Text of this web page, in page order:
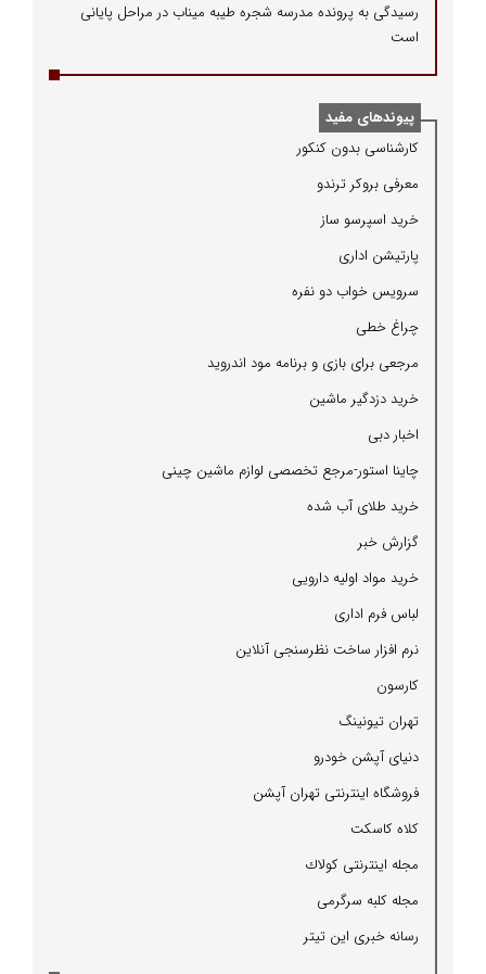
رسیدگی به پرونده مدرسه شجره طیبه میناب در مراحل پایانی
است
پیوندهای مفید
كارشناسی بدون كنكور
معرفی بروكر ترندو
خرید اسپرسو ساز
پارتیشن اداری
سرویس خواب دو نفره
چراغ خطی
مرجعی برای بازی و برنامه مود اندروید
خرید دزدگیر ماشین
اخبار دبی
چاینا استور-مرجع تخصصی لوازم ماشین چینی
خرید طلای آب شده
گزارش خبر
خرید مواد اولیه دارویی
لباس فرم اداری
نرم افزار ساخت نظرسنجی آنلاین
كارسون
تهران تیونینگ
دنیای آپشن خودرو
فروشگاه اینترنتی تهران آپشن
كلاه كاسكت
مجله اینترنتی كولاك
مجله كلبه سرگرمی
رسانه خبری این تیتر